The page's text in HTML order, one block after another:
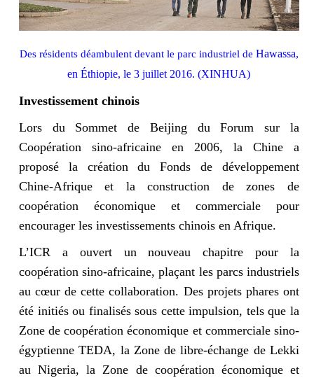
Des résidents déambulent devant le parc industriel de Hawassa,
en Éthiopie, le 3 juillet 2016. (XINHUA)
Investissement chinois
Lors du Sommet de Beijing du Forum sur la
Coopération sino-africaine en 2006, la Chine a
proposé la création du Fonds de développement
Chine-Afrique et la construction de zones de
coopération économique et commerciale pour
encourager les investissements chinois en Afrique.
L’ICR a ouvert un nouveau chapitre pour la
coopération sino-africaine, plaçant les parcs industriels
au cœur de cette collaboration. Des projets phares ont
été initiés ou finalisés sous cette impulsion, tels que la
Zone de coopération économique et commerciale sino-
égyptienne TEDA, la Zone de libre-échange de Lekki
au Nigeria, la Zone de coopération économique et